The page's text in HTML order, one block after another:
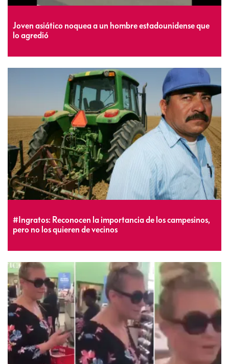
Joven asiático noquea a un hombre estadounidense que
lo agredió
#Ingratos: Reconocen la importancia de los campesinos,
pero no los quieren de vecinos